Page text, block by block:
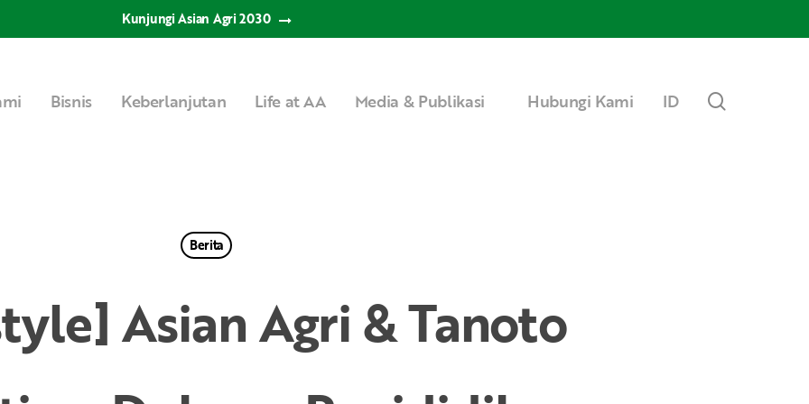
Kunjungi Asian Agri 2030
Bisnis Keberlanjutan Life at AA Media & Publikasi Hubungi Kami ID
Berita